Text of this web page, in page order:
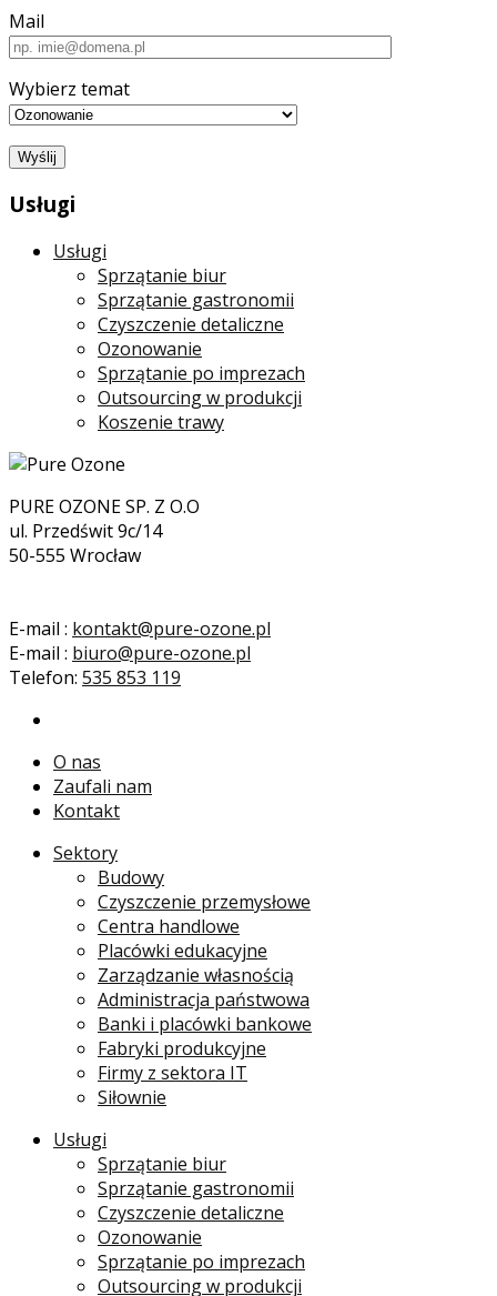
Mail
Wybierz temat
Usługi
Usługi
Sprzątanie biur
Sprzątanie gastronomii
Czyszczenie detaliczne
Ozonowanie
Sprzątanie po imprezach
Outsourcing w produkcji
Koszenie trawy
PURE OZONE SP. Z O.O
ul. Przedświt 9c/14
50-555 Wrocław
E-mail : kontakt@pure-ozone.pl
E-mail : biuro@pure-ozone.pl
Telefon: 535 853 119
O nas
Zaufali nam
Kontakt
Sektory
Budowy
Czyszczenie przemysłowe
Centra handlowe
Placówki edukacyjne
Zarządzanie własnością
Administracja państwowa
Banki i placówki bankowe
Fabryki produkcyjne
Firmy z sektora IT
Siłownie
Usługi
Sprzątanie biur
Sprzątanie gastronomii
Czyszczenie detaliczne
Ozonowanie
Sprzątanie po imprezach
Outsourcing w produkcji